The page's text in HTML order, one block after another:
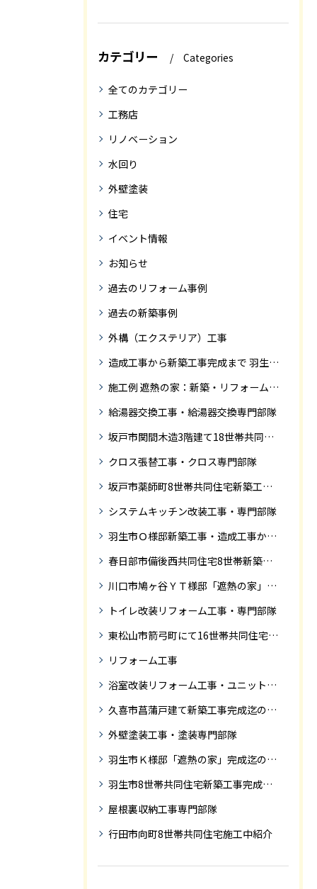
カテゴリー Categories
全てのカテゴリー
工務店
リノベーション
水回り
外壁塗装
住宅
イベント情報
お知らせ
過去のリフォーム事例
過去の新築事例
外構（エクステリア）工事
造成工事から新築工事完成まで 羽生市Ｓ様邸新築工事・
施工例 遮熱の家：新築・リフォーム ドローンにて空撮
給湯器交換工事・給湯器交換専門部隊
坂戸市関間木造3階建て18世帯共同住宅の完成迄紹介
クロス張替工事・クロス専門部隊
坂戸市薬師町8世帯共同住宅新築工事完成迄の紹介です
システムキッチン改装工事・専門部隊
羽生市Ｏ様邸新築工事・造成工事から住宅完成までの紹介
春日部市備後西共同住宅8世帯新築工事完成迄の紹介です。
川口市鳩ヶ谷ＹＴ様邸「遮熱の家」工事状況
トイレ改装リフォーム工事・専門部隊
東松山市箭弓町にて16世帯共同住宅新築工事完成迄の紹介です。
リフォーム工事
浴室改装リフォーム工事・ユニットバス専門部隊
久喜市菖蒲戸建て新築工事完成迄の紹介
外壁塗装工事・塗装専門部隊
羽生市Ｋ様邸「遮熱の家」完成迄の紹介です
羽生市8世帯共同住宅新築工事完成迄の紹介
屋根裏収納工事専門部隊
行田市向町8世帯共同住宅施工中紹介